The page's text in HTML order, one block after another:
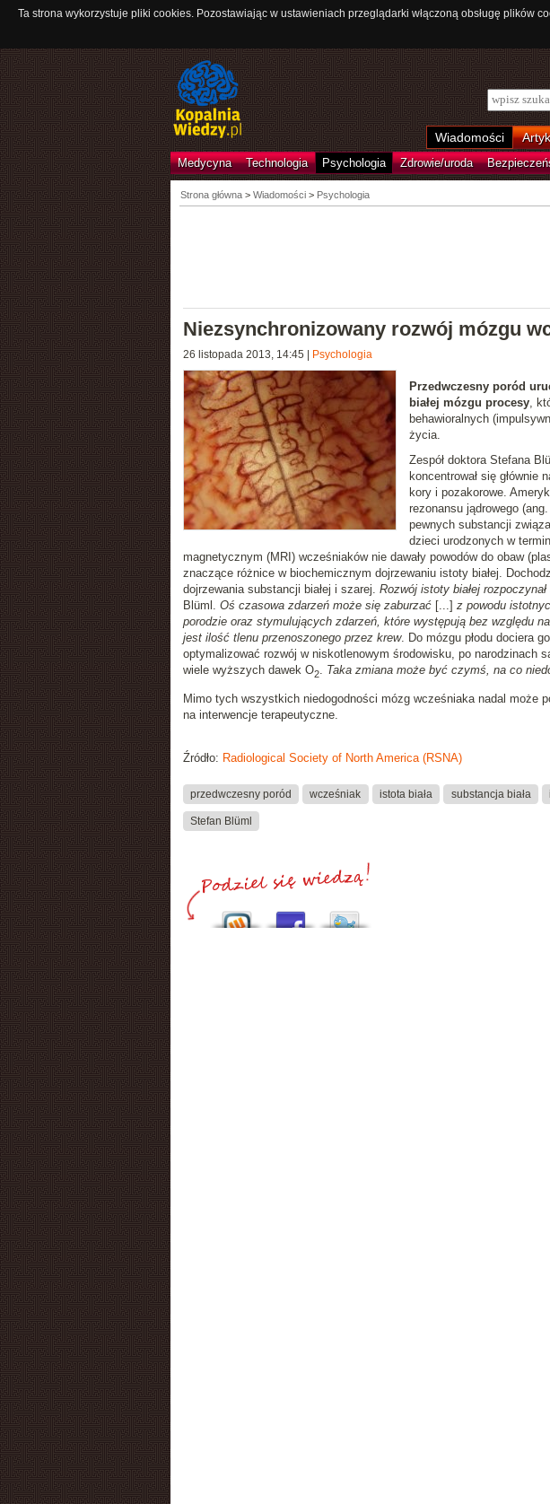
Ta strona wykorzystuje pliki cookies. Pozostawiając w ustawieniach przeglądarki włączoną obsługę
Wiadomości
Medycyna Technologia Psychologia Zdrowie/uroda
Strona główna> Wiadomości > Psychologia
Niezsynchronizowany rozwój mózgu
26 listopada 2013, 14:45 Psychologia
Przedwczesny poród
białej mózgu procesy,
behawioralnych
życia.
Zespół doktora Stefana
koncentrował się głównie
kory i pozakorowe.
rezonansu jądrowego (ang.
pewnych substancji
dzieci urodzonych w
magnetycznym (MRI) wcześniaków nie dawały powodów do obaw
znaczące różnice w biochemicznym dojrzewaniu istoty białej.
dojrzewania substancji białej i szarej. Rozwój istoty białej
Blüml. Oś czasowa zdarzeń może się zaburzać[...] z powodu
porodzie oraz stymulujących zdarzeń, które występują bez względu
jest ilość tlenu przenoszonego przez krew. Do mózgu płodu dociera
optymalizować rozwój w niskotlenowym środowisku, po narodzinach
wiele wyższych dawek O2. Taka zmiana może być czymś, na co
Mimo tych wszystkich niedogodności mózg wcześniaka nadal może
na interwencje terapeutyczne.
Źródło: Radiological Society of North America (RSNA)
przedwczesny poród wcześniak istota biała substancja biała
Stefan Blüml